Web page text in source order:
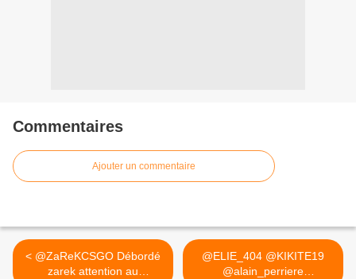
Commentaires
Ajouter un commentaire
< @ZaReKCSGO Débordé
zarek attention au
@ELIE_404 @KIKITE19
@alain_perriere